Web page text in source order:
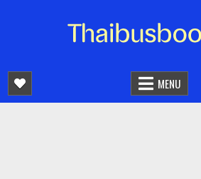
จองตั๋วรถออนไลน์ 24 ชั่วโมง
MENU